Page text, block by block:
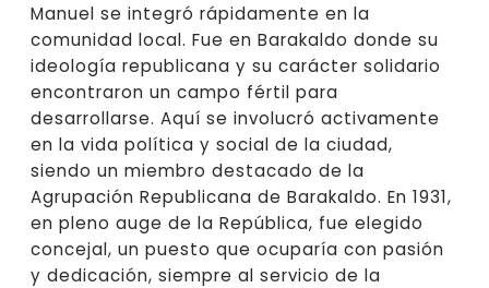
Manuel se integró rápidamente en la
comunidad local. Fue en Barakaldo donde su
ideología republicana y su carácter solidario
encontraron un campo fértil para
desarrollarse. Aquí se involucró activamente
en la vida política y social de la ciudad,
siendo un miembro destacado de la
Agrupación Republicana de Barakaldo. En 1931,
en pleno auge de la República, fue elegido
concejal, un puesto que ocuparía con pasión
y dedicación, siempre al servicio de la